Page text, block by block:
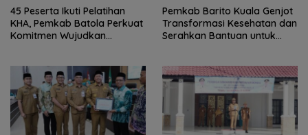
45 Peserta Ikuti Pelatihan
KHA, Pemkab Batola Perkuat
Komitmen Wujudkan
Pemkab Barito Kuala Genjot
Transformasi Kesehatan dan
Serahkan Bantuan untuk